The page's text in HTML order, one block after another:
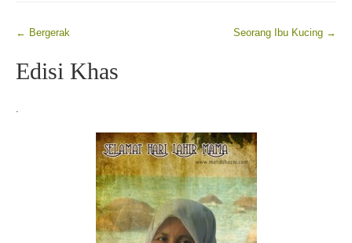
Post navigation
← Bergerak Seorang Ibu Kucing →
Edisi Khas